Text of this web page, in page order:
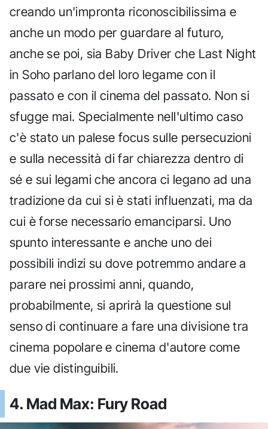
creando un'impronta riconoscibilissima e
anche un modo per guardare al futuro,
anche se poi, sia Baby Driver che Last Night
in Soho parlano del loro legame con il
passato e con il cinema del passato. Non si
sfugge mai. Specialmente nell'ultimo caso
c'è stato un palese focus sulle persecuzioni
e sulla necessità di far chiarezza dentro di
sé e sui legami che ancora ci legano ad una
tradizione da cui si è stati influenzati, ma da
cui è forse necessario emanciparsi. Uno
spunto interessante e anche uno dei
possibili indizi su dove potremmo andare a
parare nei prossimi anni, quando,
probabilmente, si aprirà la questione sul
senso di continuare a fare una divisione tra
cinema popolare e cinema d'autore come
due vie distinguibili.
4. Mad Max: Fury Road